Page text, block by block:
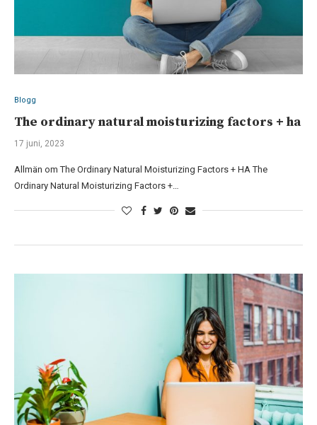
Blogg
The ordinary natural moisturizing factors + ha
17 juni, 2023
Allmän om The Ordinary Natural Moisturizing Factors + HA The
Ordinary Natural Moisturizing Factors +…